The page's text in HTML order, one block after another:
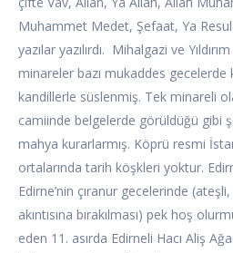
Muhammet Medet, Şefaat, Ya
yazılar yazılırdı. Mihalgazi ve
minareler bazı mukaddes gecelerde
kandillerle süslenmiş. Tek minareli
camiinde belgelerde görüldüğü gibi
mahya kurarlarmış. Köprü resmi
ortalarında tarih köşkleri yoktur.
Edirne’nin çıranur gecelerinde (ateşli,
akıntısına bırakılması) pek hoş
eden 11. asırda Edirneli Hacı Aliş